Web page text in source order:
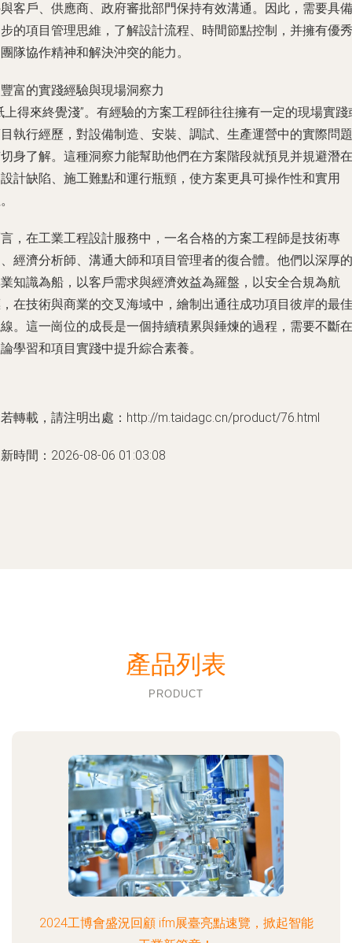
客戶、供應商、政府審批部門保持有效溝通。因此，需要具備
的項目管理思維，了解設計流程、時間節點控制，并擁有優秀
隊協作精神和解決沖突的能力。
富的實踐經驗與現場洞察力
上得來終覺淺”。有經驗的方案工程師往往擁有一定的現場實踐
執行經歷，對設備制造、安裝、調試、生產運營中的實際問題
身了解。這種洞察力能幫助他們在方案階段就預見并規避潛在
計缺陷、施工難點和運行瓶頸，使方案更具可操作性和實用
，在工業工程設計服務中，一名合格的方案工程師是技術專
經濟分析師、溝通大師和項目管理者的復合體。他們以深厚的
知識為船，以客戶需求與經濟效益為羅盤，以安全合規為航
在技術與商業的交叉海域中，繪制出通往成功項目彼岸的最佳
。這一崗位的成長是一個持續積累與錘煉的過程，需要不斷在
學習和項目實踐中提升綜合素養。
轉載，請注明出處：http://m.taidagc.cn/product/76.html
時間：2026-08-06 01:03:08
產品列表
PRODUCT
2024工博會盛況回顧 ifm展臺亮點速覽，掀起智能